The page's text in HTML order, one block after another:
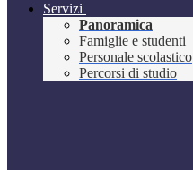
Servizi
Panoramica
Famiglie e studenti
Personale scolastico
Percorsi di studio